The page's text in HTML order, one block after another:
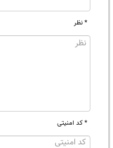
* نظر
* کد امنیتی